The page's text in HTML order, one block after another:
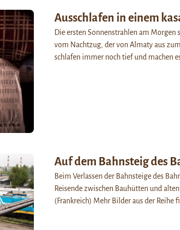
Ausschlafen in einem
Die ersten Sonnenstrahlen am Morgen
vom Nachtzug, der von Almaty aus
schlafen immer noch tief und machen
Auf dem Bahnsteig des
Beim Verlassen der Bahnsteige des
Reisende zwischen Bauhütten und
(Frankreich) Mehr Bilder aus der Reihe